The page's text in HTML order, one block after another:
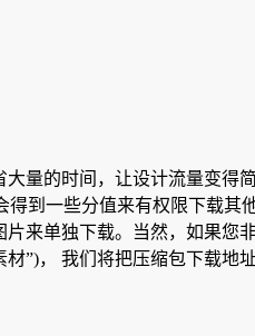
量的时间，让设计流量变
到一些分值来有权限下载其
来单独下载。当然，如果
”)， 我们将把压缩包下载地